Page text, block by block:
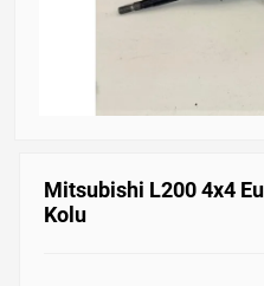
Mitsubishi L200 4x4
Kolu